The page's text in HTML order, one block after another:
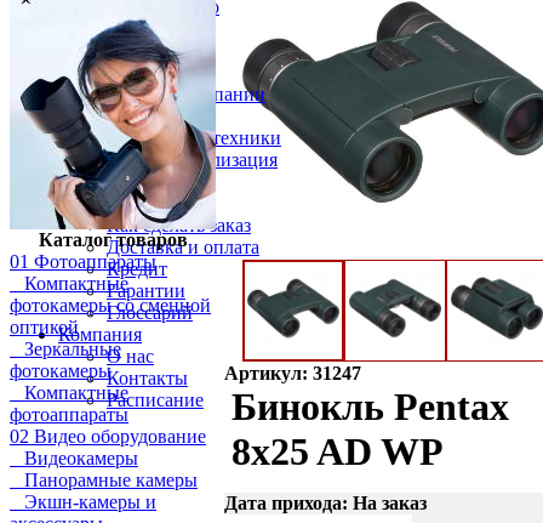
Фото и видео
Гаджеты
Аксессуары
Слухи
Новости компании
Услуги
Прокат фототехники
Выкуп и реализация
Покупателям
Акции
Как сделать заказ
Доставка и оплата
Кредит
Гарантии
Глоссарий
Компания
О нас
Контакты
Расписание
Каталог товаров
01 Фотоаппараты
Компактные
фотокамеры со сменной
оптикой
Зеркальные
фотокамеры
Компактные
фотоаппараты
02 Видео оборудование
Видеокамеры
Панорамные камеры
Экшн-камеры и
Артикул: 31247
Бинокль Pentax
8x25 AD WP
Дата прихода: На заказ